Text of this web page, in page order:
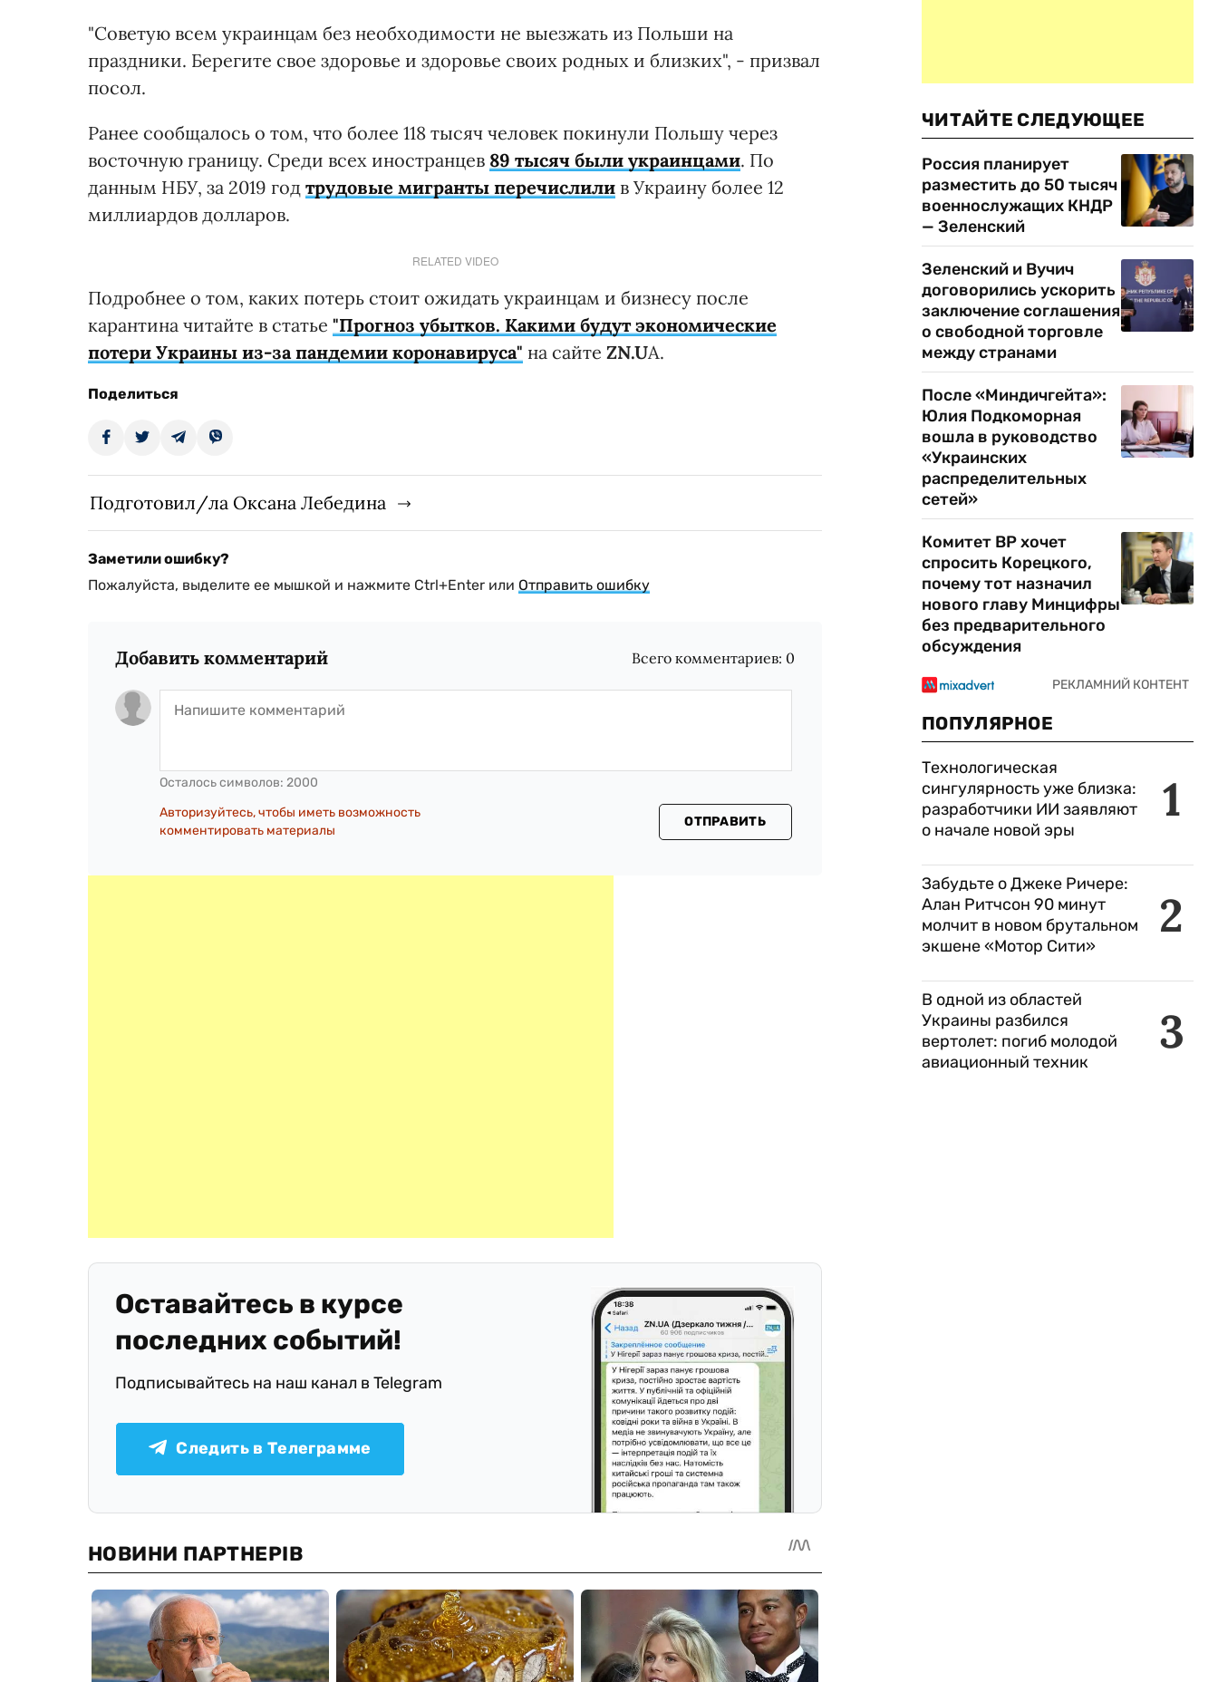
"Советую всем украинцам без необходимости не выезжать из Польши на
праздники. Берегите свое здоровье и здоровье своих родных и близких", - призвал
посол.
Ранее сообщалось о том, что более 118 тысяч человек покинули Польшу через
восточную границу. Среди всех иностранцев 89 тысяч были украинцами. По
данным НБУ, за 2019 год трудовые мигранты перечислили в Украину более 12
миллиардов долларов.
RELATED VIDEO
Подробнее о том, каких потерь стоит ожидать украинцам и бизнесу после
карантина читайте в статье "Прогноз убытков. Какими будут экономические
потери Украины из-за пандемии коронавируса" на сайте ZN.UA.
Поделиться
Подготовил/ла Оксана Лебедина
Заметили ошибку?
Пожалуйста, выделите ее мышкой и нажмите Ctrl+Enter или Отправить ошибку
Добавить комментарий Всего комментариев: 0
Осталось символов: 2000
Авторизуйтесь, чтобы иметь возможность
комментировать материалы
ОТПРАВИТЬ
Оставайтесь в курсе
последних событий!
Подписывайтесь на наш канал в Telegram
Следить в Телеграмме
ЧИТАЙТЕ СЛЕДУЮЩЕЕ
Россия планирует
разместить до 50 тысяч
военнослужащих КНДР
— Зеленский
Зеленский и Вучич
договорились ускорить
заключение соглашения
о свободной торговле
между странами
После «Миндичгейта»:
Юлия Подкоморная
вошла в руководство
«Украинских
распределительных
сетей»
Комитет ВР хочет
спросить Корецкого,
почему тот назначил
нового главу Минцифры
без предварительного
обсуждения
ПОПУЛЯРНОЕ
1
Технологическая
сингулярность уже близка:
разработчики ИИ заявляют
о начале новой эры
2
Забудьте о Джеке Ричере:
Алан Ритчсон 90 минут
молчит в новом брутальном
экшене «Мотор Сити»
3
В одной из областей
Украины разбился
вертолет: погиб молодой
авиационный техник